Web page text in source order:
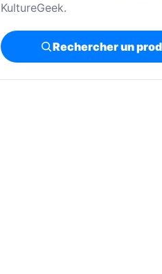
KultureGeek.
Rechercher un